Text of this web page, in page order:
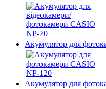
Акумулятор для
Акумулятор для